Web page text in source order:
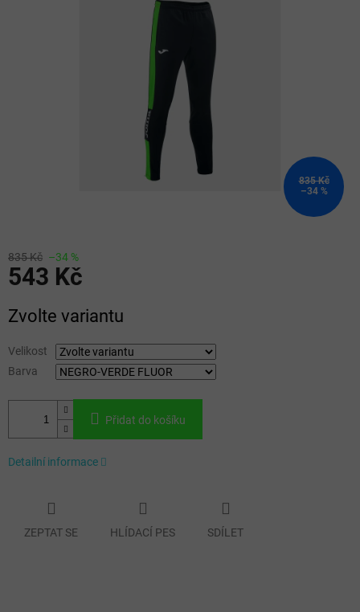
835 Kč
–34 %
835 Kč –34 %
543 Kč
cena:
Zvolte variantu
Velikost
Barva
Přidat do košíku
Detailní informace
ZEPTAT SE HLÍDACÍ PES SDÍLET